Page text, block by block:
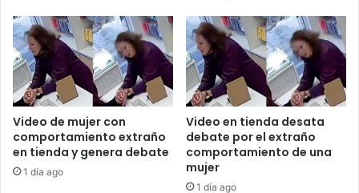
Video de mujer con
comportamiento extraño
en tienda y genera debate
1 día ago
Video en tienda desata
debate por el extraño
comportamiento de una
mujer
1 día ago